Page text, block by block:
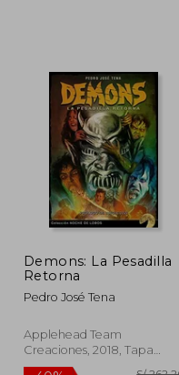
S/ 218,98
S/ 98,54
55%
dcto.
Demons: La Pesadilla
Retorna
Pedro José Tena
Applehead Team
Creaciones, 2018, Tapa
Blanda, Nuevo